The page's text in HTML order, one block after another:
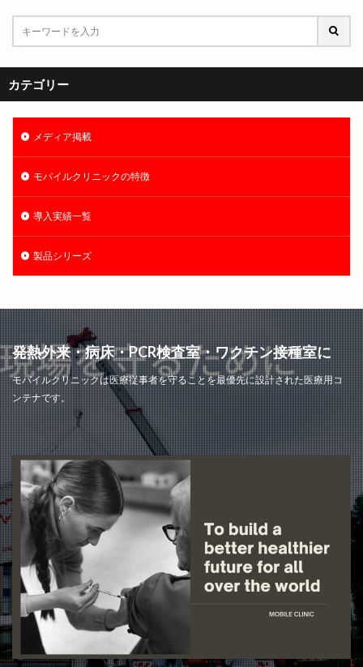
カテゴリー
メディア掲載
モバイルクリニックの特徴
導入実績一覧
製品シリーズ
発熱外来・病床・PCR検査室・ワクチン接種室に
モバイルクリニックは医療従事者を守ることを最優先に設計された医療用コ
ンテナです。